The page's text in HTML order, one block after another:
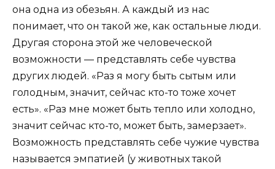
она одна из обезьян. А каждый из нас
понимает, что он такой же, как остальные люди.
Другая сторона этой же человеческой
возможности — представлять себе чувства
других людей. «Раз я могу быть сытым или
голодным, значит, сейчас кто-то тоже хочет
есть». «Раз мне может быть тепло или холодно,
значит сейчас кто-то, может быть, замерзает».
Возможность представлять себе чужие чувства
называется эмпатией (у животных такой